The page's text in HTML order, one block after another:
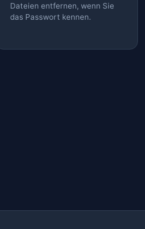
Dateien entfernen, wenn Sie
das Passwort kennen.